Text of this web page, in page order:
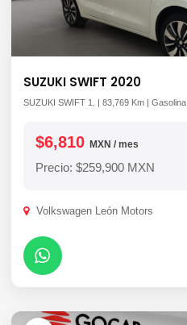
SUZUKI SWIFT 2020
SUZUKI SWIFT 1. | 83,769 Km | Gasolina
$6,810 MXN / mes
Precio: $259,900 MXN
Volkswagen León Motors